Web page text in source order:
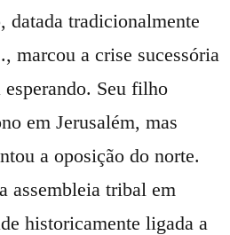
datada tradicionalmente
marcou a crise sucessória
esperando. Seu filho
em Jerusalém, mas
a oposição do norte.
assembleia tribal em
historicamente ligada a